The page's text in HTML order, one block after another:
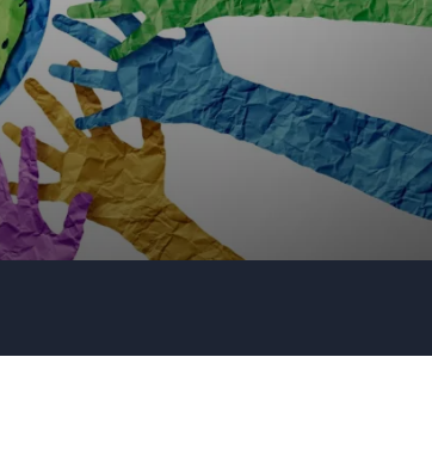
Dit telefonnummer
Firma eller organisasjon
Detaljer om ditt arrangement
Send forespørsel